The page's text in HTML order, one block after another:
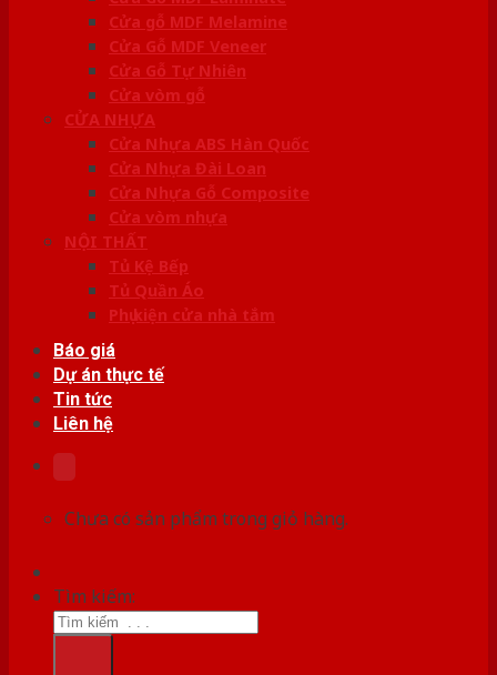
Cửa gỗ MDF Melamine
Cửa Gỗ MDF Veneer
Cửa Gỗ Tự Nhiên
Cửa vòm gỗ
CỬA NHỰA
Cửa Nhựa ABS Hàn Quốc
Cửa Nhựa Đài Loan
Cửa Nhựa Gỗ Composite
Cửa vòm nhựa
NỘI THẤT
Tủ Kệ Bếp
Tủ Quần Áo
Phụ kiện cửa nhà tắm
Báo giá
Dự án thực tế
Tin tức
Liên hệ
Chưa có sản phẩm trong giỏ hàng.
Tìm kiếm: